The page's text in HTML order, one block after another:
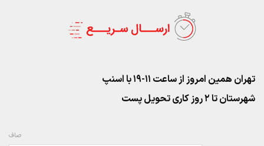
تهران همین امروز از ساعت ۱۱-۱۹ با اسنپ
شهرستان تا 2 روز کاری تحویل پست
صاف